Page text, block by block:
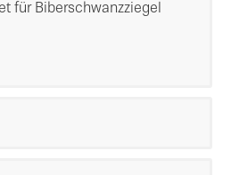
für Biberschwanzziegel